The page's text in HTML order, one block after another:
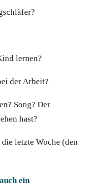
lernen?
der Arbeit?
Song? Der
hast?
letzte Woche (den
ein